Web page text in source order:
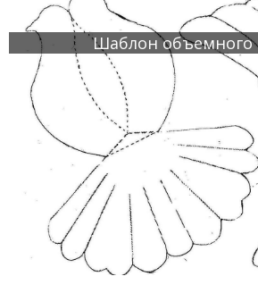
Шаблон объемного